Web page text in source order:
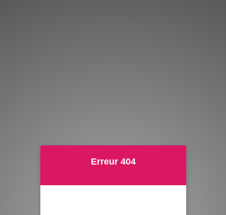
Erreur 404